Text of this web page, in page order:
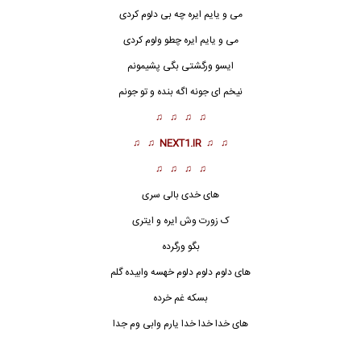
می و یایم ایره چه بی دلوم کردی
می و یایم ایره چطو ولوم کردی
ایسو ورگشتی بگی پشیمونم
نیخم ای جونه اگه بنده و تو جونم
♫ ♫ ♫ ♫
♫ ♫
NEXT1.IR
♫ ♫
♫ ♫ ♫ ♫
های خدی بالی سری
ک زورت وش ایره و ایتری
بگو ورگرده
های دلوم دلوم دلوم خهسه وابیده گلم
بسکه غم خرده
های خدا خدا خدا یارم وابی وم جدا